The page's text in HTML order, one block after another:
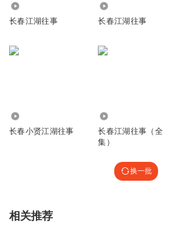
长春江湖往事 长春江湖往事
长春小贤江湖往事
长春江湖往事（全
集）
换一批
相关推荐